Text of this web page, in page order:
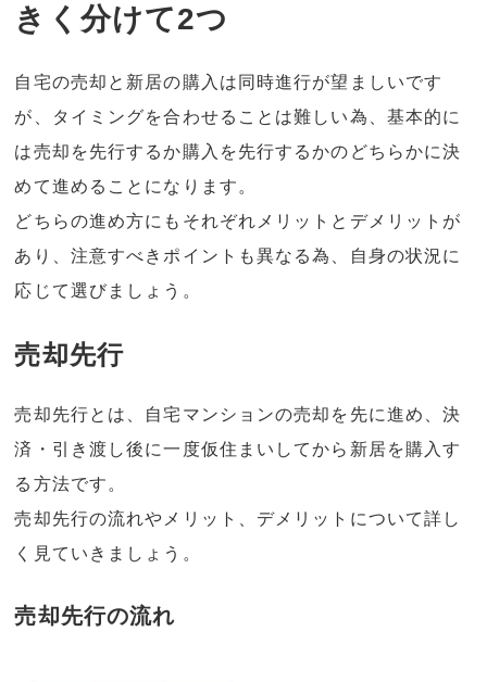
きく分けて2つ
自宅の売却と新居の購入は同時進行が望ましいです
が、タイミングを合わせることは難しい為、基本的に
は売却を先行するか購入を先行するかのどちらかに決
めて進めることになります。
どちらの進め方にもそれぞれメリットとデメリットが
あり、注意すべきポイントも異なる為、自身の状況に
応じて選びましょう。
売却先行
売却先行とは、自宅マンションの売却を先に進め、決
済・引き渡し後に一度仮住まいしてから新居を購入す
る方法です。
売却先行の流れやメリット、デメリットについて詳し
く見ていきましょう。
売却先行の流れ